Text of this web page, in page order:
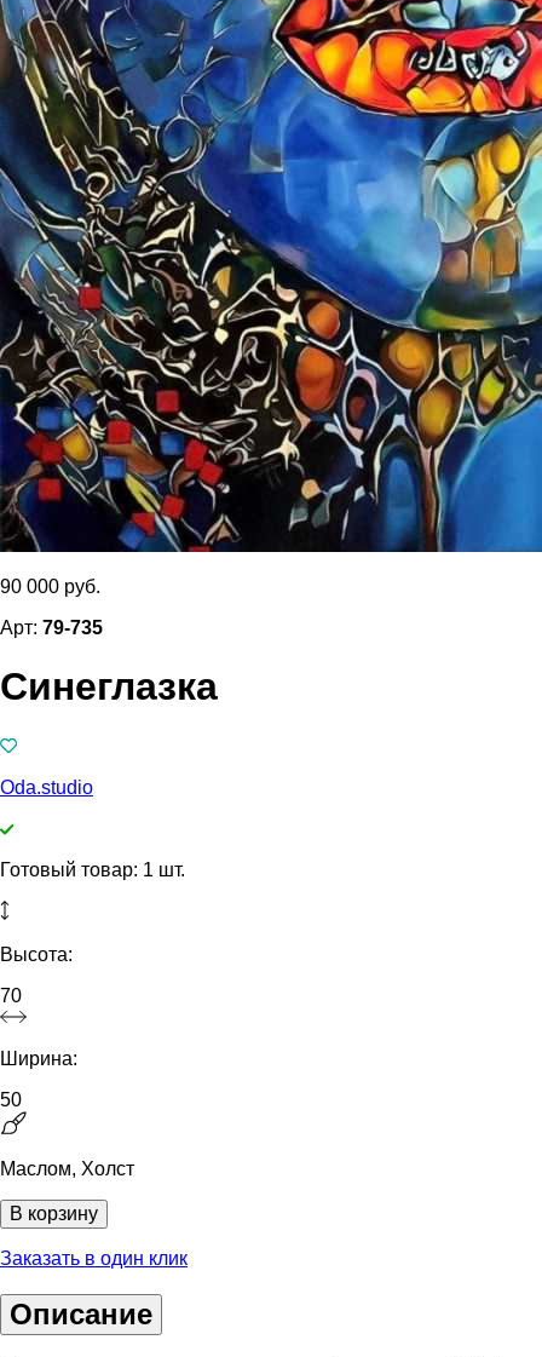
90 000 руб.
Арт: 79-735
Синеглазка
Oda.studio
Готовый товар: 1 шт.
Высота:
70
Ширина:
50
Маслом, Холст
В корзину
Заказать в один клик
Описание